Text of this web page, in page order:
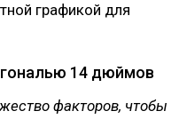
графикой для
14 дюймов
факторов, чтобы